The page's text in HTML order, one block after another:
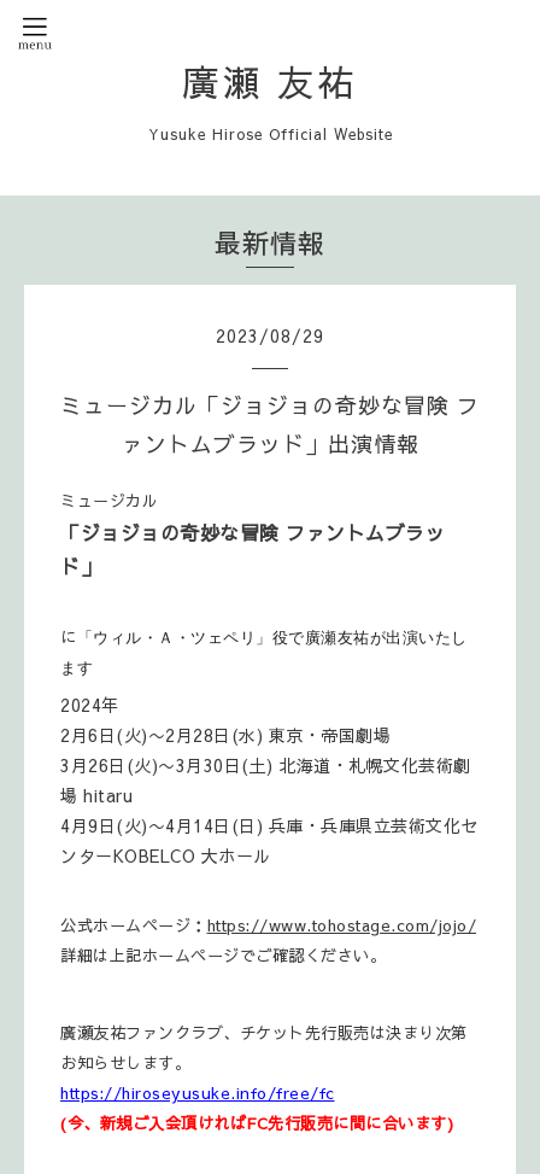
廣瀬 友祐
Yusuke Hirose Official Website
最新情報
2023 /08/29
ミュージカル「ジョジョの奇妙な冒険 フ
ァントムブラッド」出演情報
ミュージカル
「ジョジョの奇妙な冒険 ファントムブラッ
ド」
に 「ウィル・Ａ・ツェペリ」役で廣瀬友祐が出演いたし
ます
2024年
2月6日(火)〜2月28日(水) 東京・帝国劇場
3月26日(火)〜3月30日(土) 北海道・札幌文化芸術劇
場 hitaru
4月9日(火)〜4月14日(日) 兵庫・兵庫県立芸術文化セ
ンターKOBELCO 大ホール
公式ホームページ： https://www.tohostage.com/jojo/
詳細は上記ホームページでご確認ください。
廣瀬友祐ファンクラブ、チケット先行販売は決まり次第
お知らせします。
https://hiroseyusuke.info/free/fc
(今、新規ご入会頂ければFC先行販売に間に合います)